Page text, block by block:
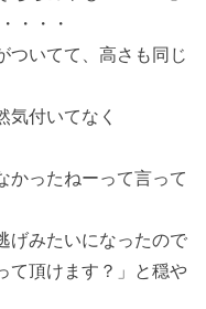
・・・
ついてて、高さも同じ
気付いてなく
かったねーって言って
げみたいになったので
て頂けます？」と穏や